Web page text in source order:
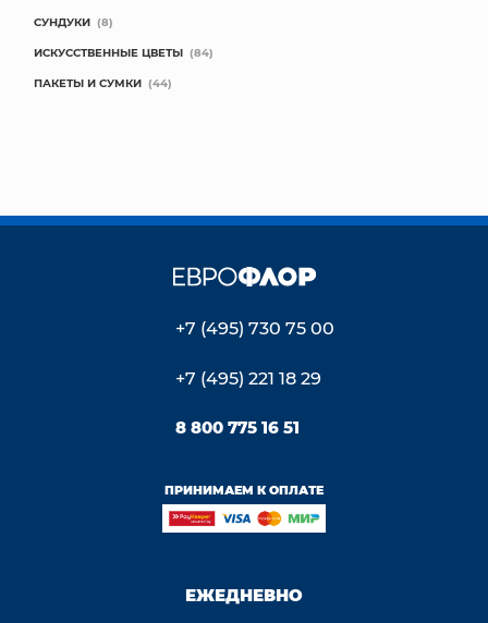
СУНДУКИ (8)
ИСКУССТВЕННЫЕ ЦВЕТЫ (84)
ПАКЕТЫ И СУМКИ (44)
+7 (495) 730 75 00
+7 (495) 221 18 29
8 800 775 16 51
ПРИНИМАЕМ К ОПЛАТЕ
ЕЖЕДНЕВНО